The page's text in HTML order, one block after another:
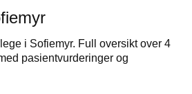
i Sofiemyr. Full oversikt over 4
pasientvurderinger og